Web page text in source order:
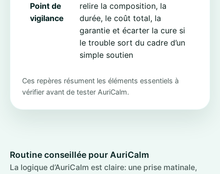
Point de
vigilance
relire la composition, la
durée, le coût total, la
garantie et écarter la cure si
le trouble sort du cadre d’un
simple soutien
Ces repères résument les éléments essentiels à
vérifier avant de tester AuriCalm.
Routine conseillée pour AuriCalm
La logique d’AuriCalm est claire: une prise matinale,